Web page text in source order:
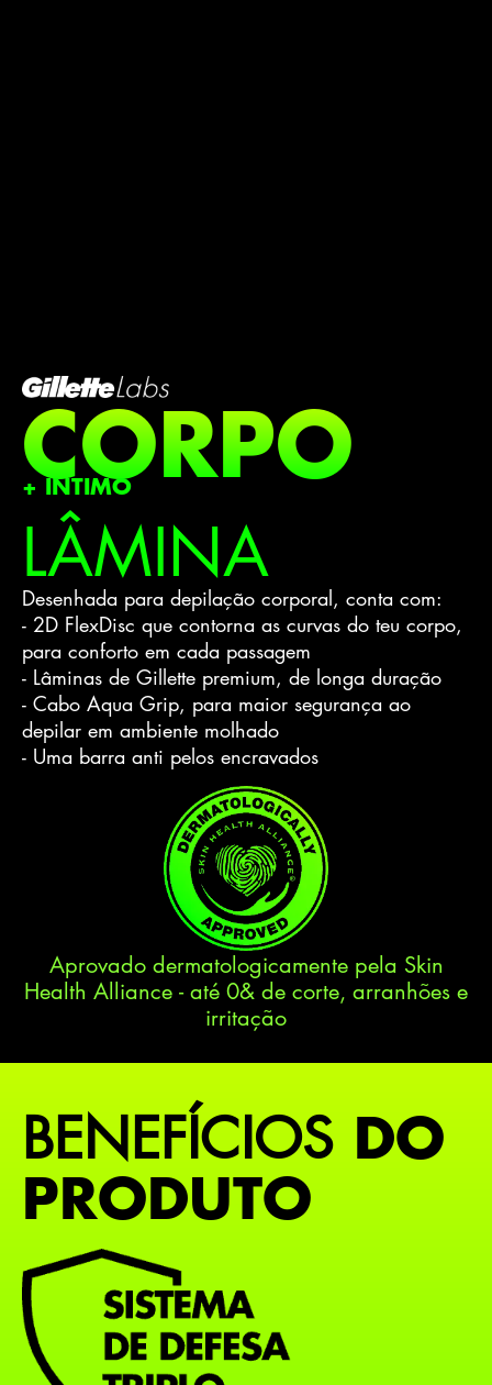
CORPO
+ INTIMO
LÂMINA
Desenhada para depilação corporal, conta com:
- 2D FlexDisc que contorna as curvas do teu corpo,
para conforto em cada passagem
- Lâminas de Gillette premium, de longa duração
- Cabo Aqua Grip, para maior segurança ao
depilar em ambiente molhado
- Uma barra anti pelos encravados
Aprovado dermatologicamente pela Skin
Health Alliance - até 0& de corte, arranhões e
irritação
BENEFÍCIOS DO
PRODUTO